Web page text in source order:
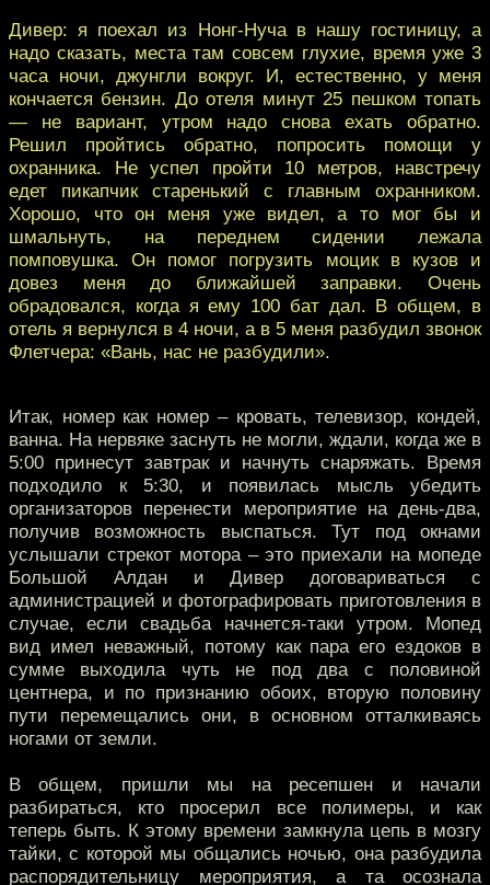
Дивер: я поехал из Нонг-Нуча в нашу гостиницу, а
надо сказать, места там совсем глухие, время уже 3
часа ночи, джунгли вокруг. И, естественно, у меня
кончается бензин. До отеля минут 25 пешком топать
— не вариант, утром надо снова ехать обратно.
Решил пройтись обратно, попросить помощи у
охранника. Не успел пройти 10 метров, навстречу
едет пикапчик старенький с главным охранником.
Хорошо, что он меня уже видел, а то мог бы и
шмальнуть, на переднем сидении лежала
помповушка. Он помог погрузить моцик в кузов и
довез меня до ближайшей заправки. Очень
обрадовался, когда я ему 100 бат дал. В общем, в
отель я вернулся в 4 ночи, а в 5 меня разбудил звонок
Флетчера: «Вань, нас не разбудили».
Итак, номер как номер – кровать, телевизор, кондей,
ванна. На нервяке заснуть не могли, ждали, когда же в
5:00 принесут завтрак и начнуть снаряжать. Время
подходило к 5:30, и появилась мысль убедить
организаторов перенести мероприятие на день-два,
получив возможность выспаться. Тут под окнами
услышали стрекот мотора – это приехали на мопеде
Большой Алдан и Дивер договариваться с
администрацией и фотографировать приготовления в
случае, если свадьба начнется-таки утром. Мопед
вид имел неважный, потому как пара его ездоков в
сумме выходила чуть не под два с половиной
центнера, и по признанию обоих, вторую половину
пути перемещались они, в основном отталкиваясь
ногами от земли.
В общем, пришли мы на ресепшен и начали
разбираться, кто просерил все полимеры, и как
теперь быть. К этому времени замкнула цепь в мозгу
тайки, с которой мы общались ночью, она разбудила
распорядительницу мероприятия, а та осознала